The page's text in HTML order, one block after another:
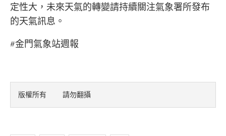
定性大，未來天氣的轉變請持續關注氣象署所發布
的天氣訊息。
#金門氣象站週報
版權所有    請勿翻攝